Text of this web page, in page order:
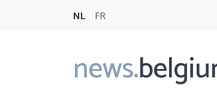
NL FR
news.
Main
navigation